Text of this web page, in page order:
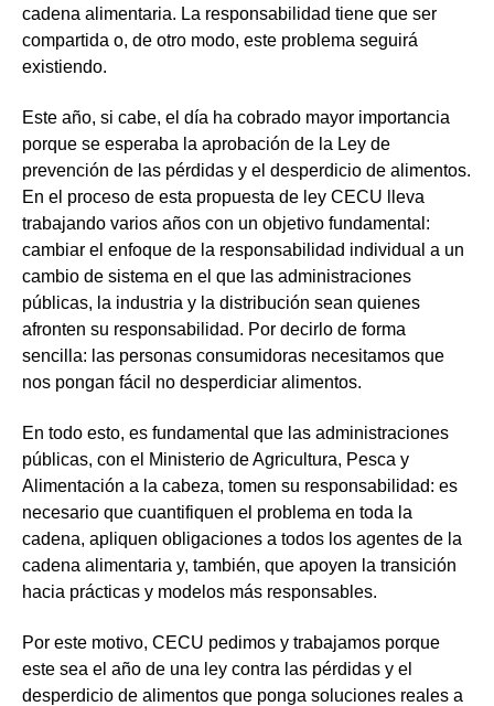
cadena alimentaria. La responsabilidad tiene que ser
compartida o, de otro modo, este problema seguirá
existiendo.
Este año, si cabe, el día ha cobrado mayor importancia
porque se esperaba la aprobación de la Ley de
prevención de las pérdidas y el desperdicio de alimentos.
En el proceso de esta propuesta de ley CECU lleva
trabajando varios años con un objetivo fundamental:
cambiar el enfoque de la responsabilidad individual a un
cambio de sistema en el que las administraciones
públicas, la industria y la distribución sean quienes
afronten su responsabilidad. Por decirlo de forma
sencilla: las personas consumidoras necesitamos que
nos pongan fácil no desperdiciar alimentos.
En todo esto, es fundamental que las administraciones
públicas, con el Ministerio de Agricultura, Pesca y
Alimentación a la cabeza, tomen su responsabilidad: es
necesario que cuantifiquen el problema en toda la
cadena, apliquen obligaciones a todos los agentes de la
cadena alimentaria y, también, que apoyen la transición
hacia prácticas y modelos más responsables.
Por este motivo, CECU pedimos y trabajamos porque
este sea el año de una ley contra las pérdidas y el
desperdicio de alimentos que ponga soluciones reales a